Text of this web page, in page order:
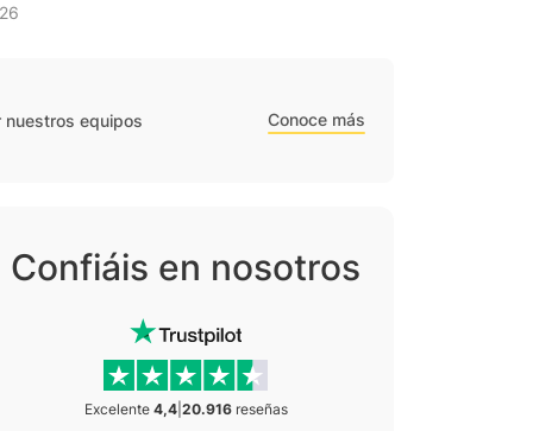
equipos Conoce más
Confiáis en nosotros
Excelente 4,4| 20.916reseñas